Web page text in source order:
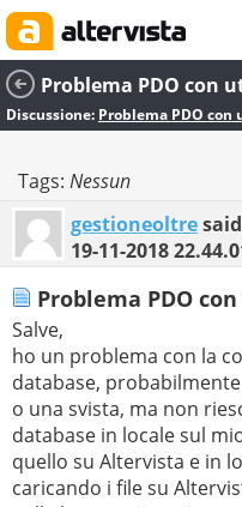
Problema PDO con
Discussione: Problema PDO con
Tags: Nessun
gestioneoltre
19-11-2018
Problema PDO
Salve,
ho un problema con la
database,
o una svista, ma non
database in locale sul
quello su Altervista e in
caricando i file su